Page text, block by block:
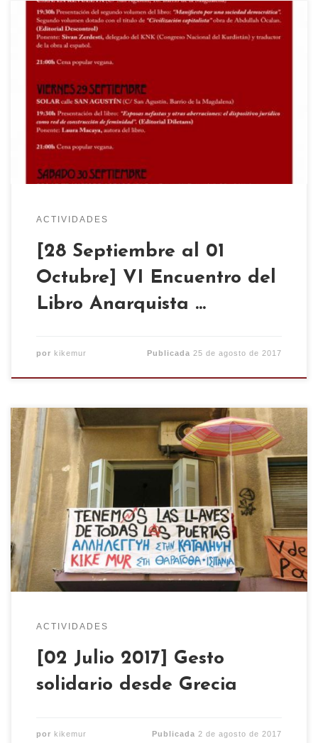
Por sexto año, del 28 de septiembre al 1 de
octubre, se celebra en Zaragoza el Encuentro del
Libro Anarquista. Esta cita pretende ser
un espacio donde encontrarnos, conocernos y
compartir experiencias y proyectos afines.
Actividades como charlas, debates, conciertos o
la distribución de material anarquista tendrán
ACTIVIDADES
[28 Septiembre al 01
Octubre] VI Encuentro del
Libro Anarquista …
por kikemur Publicada 25 de agosto de 2017
Desde Grecia recibimos un pequeño gesto de
solidaridad internacionalista para el CSO Kike
Mur, por parte de la Okupa Themistokleous 58
(Exarchia, Atenas) y compas afines. ¡Fuego a las
fronteras! Okupa Themistokleous 58
ACTIVIDADES
[02 Julio 2017] Gesto
solidario desde Grecia
por kikemur Publicada 2 de agosto de 2017